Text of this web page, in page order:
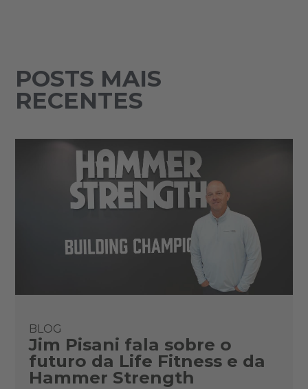
POSTS MAIS
RECENTES
BLOG
Jim Pisani fala sobre o
futuro da Life Fitness e da
Hammer Strength